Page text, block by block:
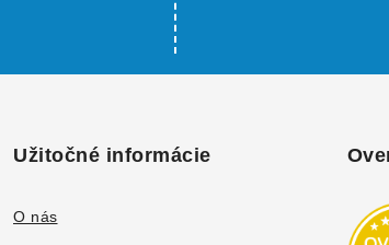
Užitočné informácie
O nás